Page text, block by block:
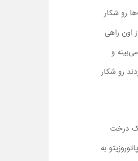
رو شکار
اون راهی
و
رو شکار
درخت
به